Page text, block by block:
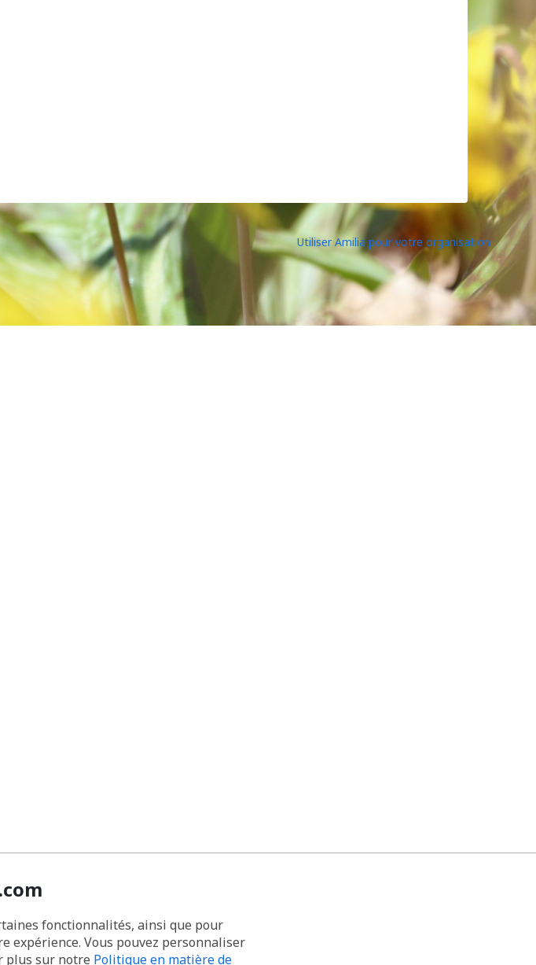
Utiliser Amilia pour votre organisation
fonctionnalités, ainsi que pour
expérience. Vous pouvez personnaliser
plus sur notre Politique en matière de